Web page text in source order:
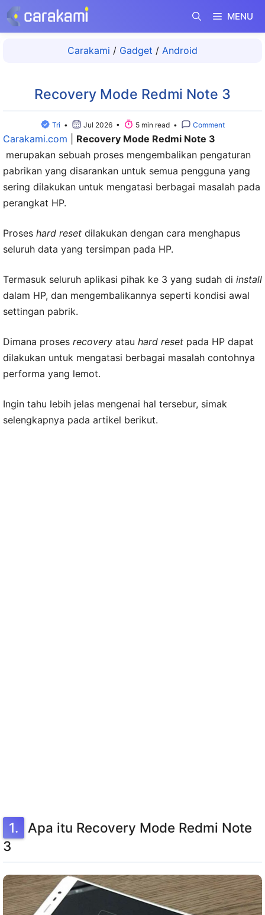
Langsung
ke
MENU
Carakami / Gadget / Android
Recovery Mode Redmi Note 3
Tri • Jul 2026 • 5 min read • Comment
Carakami.com
Recovery Mode Redmi Note 3
merupakan sebuah proses mengembalikan pengaturan
pabrikan yang disarankan untuk semua pengguna yang
sering dilakukan untuk mengatasi berbagai masalah pada
perangkat HP.
Proses hard reset dilakukan dengan cara menghapus
seluruh data yang tersimpan pada HP.
Termasuk seluruh aplikasi pihak ke 3 yang sudah di install
dalam HP, dan mengembalikannya seperti kondisi awal
settingan pabrik.
Dimana proses recovery atau hard reset pada HP dapat
dilakukan untuk mengatasi berbagai masalah contohnya
performa yang lemot.
Ingin tahu lebih jelas mengenai hal tersebur, simak
selengkapnya pada artikel berikut.
Apa itu Recovery Mode Redmi Note
3